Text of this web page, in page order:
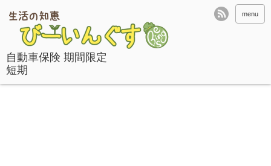
自動車保険 期間限定
短期
menu